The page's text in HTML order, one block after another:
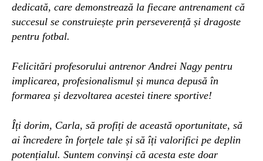
dedicată, care demonstrează la fiecare antrenament că
succesul se construiește prin perseverență și dragoste
pentru fotbal.
Felicitări profesorului antrenor Andrei Nagy pentru
implicarea, profesionalismul și munca depusă în
formarea și dezvoltarea acestei tinere sportive!
Îți dorim, Carla, să profiți de această oportunitate, să
ai încredere în forțele tale și să îți valorifici pe deplin
potențialul. Suntem convinși că acesta este doar